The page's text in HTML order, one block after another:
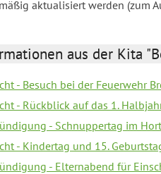
aktualisiert werden (zum
aus der Kita
- Besuch bei der Feuerwehr
- Rückblick auf das 1.
- Schnuppertag im
- Kindertag und 15.
- Elternabend für